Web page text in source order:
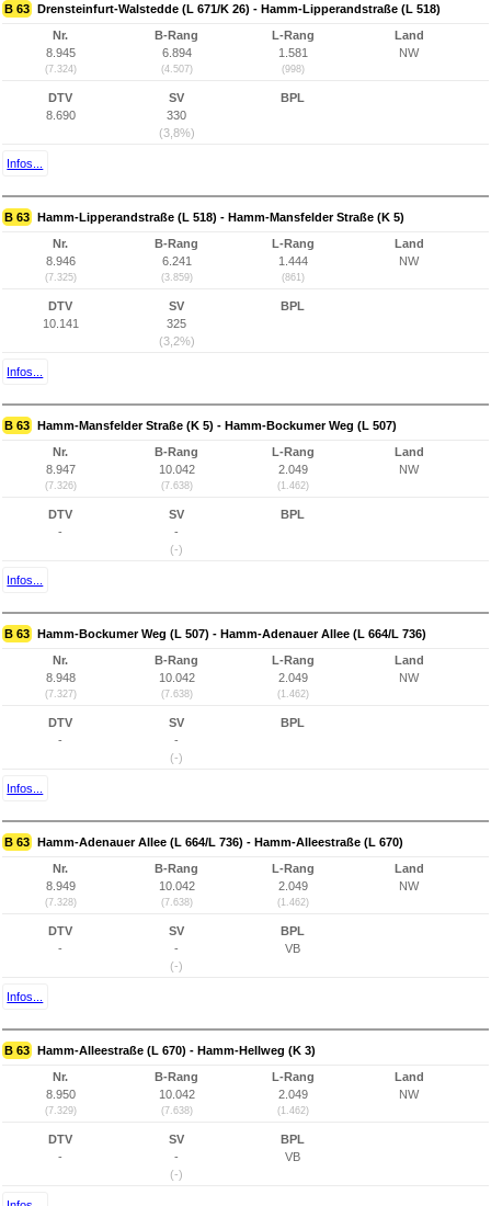
B 63 Drensteinfurt-Walstedde (L 671/K 26) - Hamm-Lipperandstraße (L 518)
Nr.
8.945
(7.324)
B-Rang
6.894
(4.507)
L-Rang
1.581
(998)
Land
NW
DTV
8.690
SV
330
(3,8%)
BPL
Infos...
B 63 Hamm-Lipperandstraße (L 518) - Hamm-Mansfelder Straße (K 5)
Nr.
8.946
(7.325)
B-Rang
6.241
(3.859)
L-Rang
1.444
(861)
Land
NW
DTV
10.141
SV
325
(3,2%)
BPL
Infos...
B 63 Hamm-Mansfelder Straße (K 5) - Hamm-Bockumer Weg (L 507)
Nr.
8.947
(7.326)
B-Rang
10.042
(7.638)
L-Rang
2.049
(1.462)
Land
NW
DTV
-
SV
-
(-)
BPL
Infos...
B 63 Hamm-Bockumer Weg (L 507) - Hamm-Adenauer Allee (L 664/L 736)
Nr.
8.948
(7.327)
B-Rang
10.042
(7.638)
L-Rang
2.049
(1.462)
Land
NW
DTV
-
SV
-
(-)
BPL
Infos...
B 63 Hamm-Adenauer Allee (L 664/L 736) - Hamm-Alleestraße (L 670)
Nr.
8.949
(7.328)
B-Rang
10.042
(7.638)
L-Rang
2.049
(1.462)
Land
NW
DTV
-
SV
-
(-)
BPL
VB
Infos...
B 63 Hamm-Alleestraße (L 670) - Hamm-Hellweg (K 3)
Nr.
8.950
(7.329)
B-Rang
10.042
(7.638)
L-Rang
2.049
(1.462)
Land
NW
DTV
-
SV
-
(-)
BPL
VB